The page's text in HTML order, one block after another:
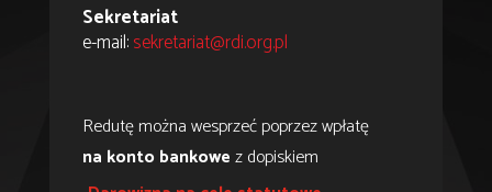
Sekretariat
e-mail:sekretariat@rdi.org.pl
Redutę można wesprzeć poprzez wpłatę
na konto bankowez dopiskiem